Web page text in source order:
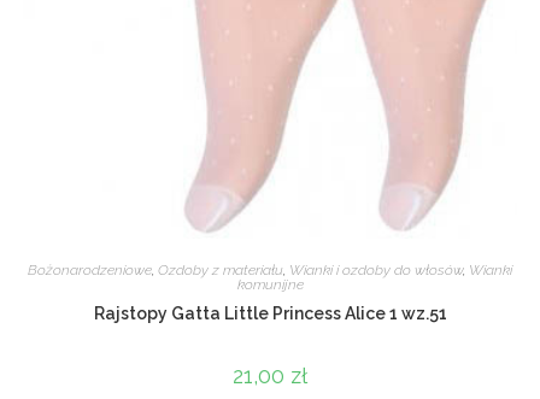
Bożonarodzeniowe Ozdoby z materiału Wianki i ozdoby do włosów, Wianki
komunijne
Rajstopy Gatta Little Princess Alice 1 wz.51
21,00 zł